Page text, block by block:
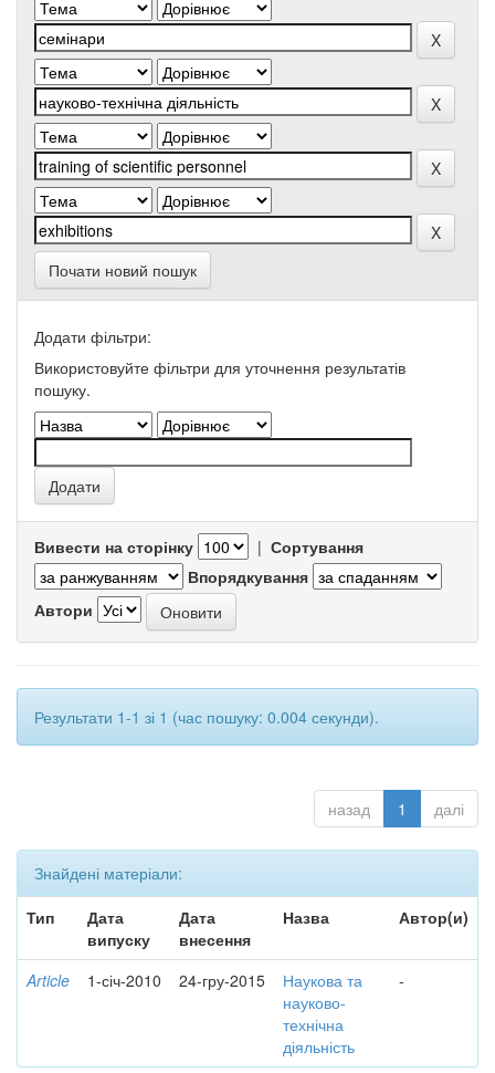
Почати новий пошук
Додати фільтри:
Використовуйте фільтри для уточнення результатів
пошуку.
Вивести на сторінку | Сортування
Впорядкування
Автори
Результати 1-1 зі 1 (час пошуку: 0.004 секунди).
назад 1 далі
Знайдені матеріали:
Тип
Дата
випуску
Дата
внесення
Назва Автор(и)
Article 1-січ-2010 24-гру-2015
Наукова та
науково-
технічна
діяльність
-